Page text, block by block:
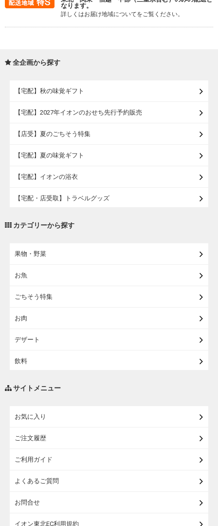
なります。
詳しくはお届け地域についてをご覧ください。
全企画から探す
【宅配】秋の味覚ギフト
【宅配】2027年イオンのおせち先行予約販売
【店受】夏のごちそう特集
【宅配】夏の味覚ギフト
【宅配】イオンの浴衣
【宅配・店受取】トラベルグッズ
カテゴリーから探す
果物・野菜
お魚
ごちそう特集
お肉
デザート
飲料
サイトメニュー
お気に入り
ご注文履歴
ご利用ガイド
よくあるご質問
お問合せ
イオン東北EC利用規約